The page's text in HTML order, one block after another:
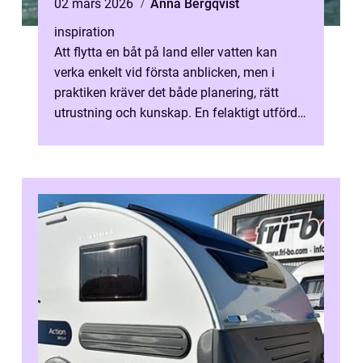
02 mars 2026
Anna Bergqvist
inspiration
Att flytta en båt på land eller vatten kan
verka enkelt vid första anblicken, men i
praktiken kräver det både planering, rätt
utrustning och kunskap. En felaktigt utförd